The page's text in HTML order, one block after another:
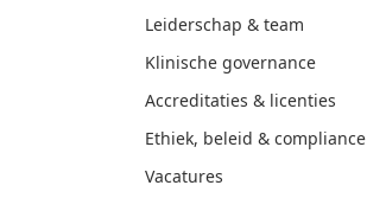
Leiderschap & team
Klinische governance
Accreditaties & licenties
Ethiek, beleid & compliance
Vacatures